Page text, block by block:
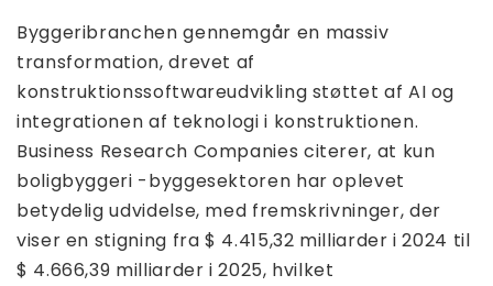
Byggeribranchen gennemgår en massiv
transformation, drevet af
konstruktionssoftwareudvikling støttet af AI og
integrationen af ​​teknologi i konstruktionen.
Business Research Companies citerer, at kun
boligbyggeri -byggesektoren har oplevet
betydelig udvidelse, med fremskrivninger, der
viser en stigning fra $ 4.415,32 milliarder i 2024 til
$ 4.666,39 milliarder i 2025, hvilket